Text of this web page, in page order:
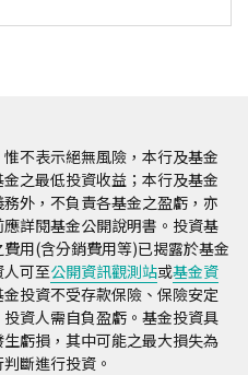
不表示絕無風險，本行及基金
之最低投資收益；本行及基金
外，不負責各基金之盈虧，亦
詳閱基金公開說明書。投資基
用(含分銷費用等)已揭露於基金
人可至公開資訊觀測站或基金資
投資不受存款保險、保險安定
資人需自負盈虧。基金投資具
虧損，其中可能之最大損失為
斷進行投資。